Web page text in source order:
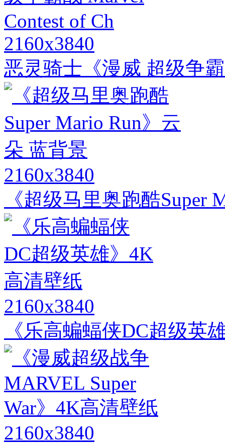
2160x3840
恶灵骑士《漫威 超级争
2160x3840
《超级马里奥跑酷Super
2160x3840
《乐高蝙蝠侠DC超级英
2160x3840